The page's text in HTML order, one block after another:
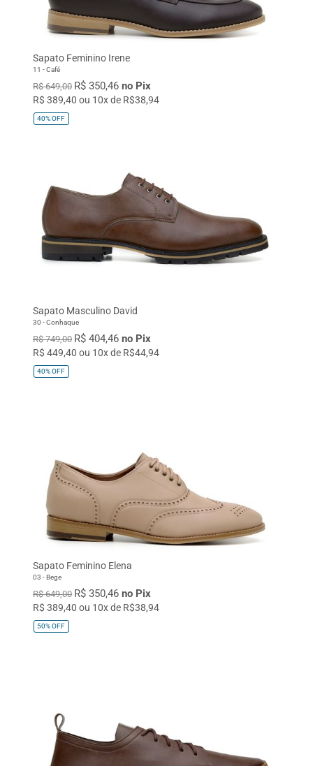
TAMANHO
33 34 35 36
37 38 39 40
42 43 44 45 Único
Sapato Feminino Irene
11 - Café
R$ 649,00 R$ 350,46 no Pix
R$ 389,40 ou 10x de R$38,94
40%OFF
Sapato Masculino David
30 - Conhaque
R$ 749,00 R$ 404,46 no Pix
R$ 449,40 ou 10x de R$44,94
40%OFF
Sapato Feminino Elena
03 - Bege
R$ 649,00 R$ 350,46 no Pix
R$ 389,40 ou 10x de R$38,94
50%OFF